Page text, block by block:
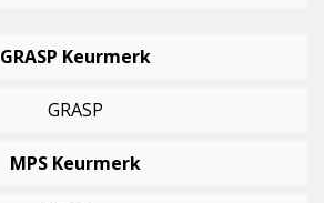
GRASP Keurmerk
GRASP
MPS Keurmerk